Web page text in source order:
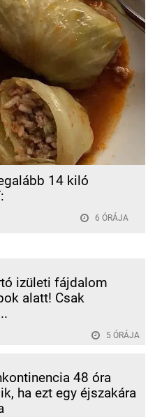
14 kiló
6 ÓRÁJA
izületi fájdalom
alatt! Csak
5 ÓRÁJA
48 óra
ha ezt egy éjszakára